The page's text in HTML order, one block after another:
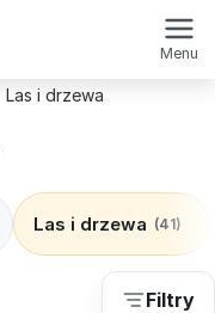
Menu
Las i drzewa
Filtry
Las i drzewa (41)